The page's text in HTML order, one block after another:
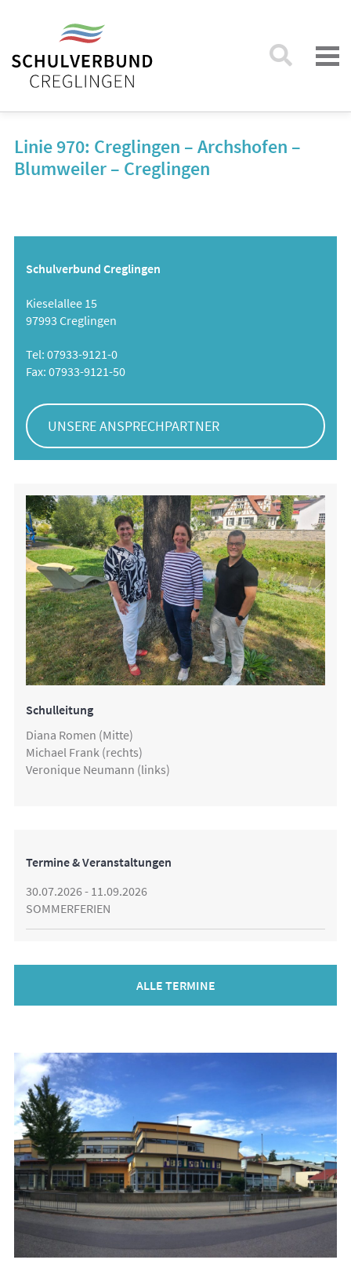
Linie 970: Creglingen – Archshofen –
Blumweiler – Creglingen
Schulverbund Creglingen
Kieselallee 15
97993 Creglingen
Tel: 07933-9121-0
Fax: 07933-9121-50
UNSERE ANSPRECHPARTNER
Schulleitung
Diana Romen (Mitte)
Michael Frank (rechts)
Veronique Neumann (links)
Termine & Veranstaltungen
30.07.2026 - 11.09.2026
SOMMERFERIEN
ALLE TERMINE